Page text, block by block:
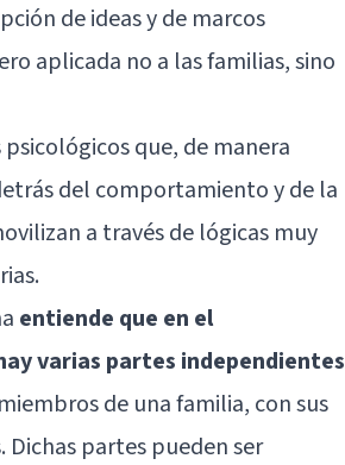
de ideas y de marcos
aplicada no a las familias, sino
que, de manera
del comportamiento y de la
a través de lógicas muy
entiende que en el
varias partes independientes
de una familia, con sus
partes pueden ser